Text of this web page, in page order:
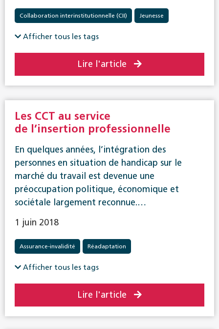
Collaboration interinstitutionnelle (CII) Jeunesse
Afficher tous les tags
Lire l'article
Les CCT au service
de l’insertion professionnelle
En quelques années, l’intégration des
personnes en situation de handicap sur le
marché du travail est devenue une
préoccupation politique, économique et
sociétale largement reconnue.…
1 juin 2018
Assurance-invalidité Réadaptation
Afficher tous les tags
Lire l'article